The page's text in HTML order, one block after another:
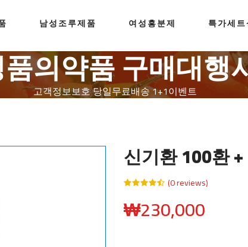
남성조루제품 여성흥분제 특가세
의약품 구매대행
고객정보보호당일무료배송1+1이벤트
신기환 100환
(0 reviews)
₩230,000